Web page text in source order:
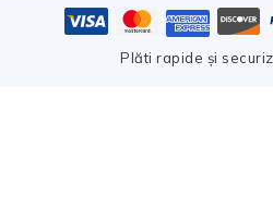
Plăti rapide și